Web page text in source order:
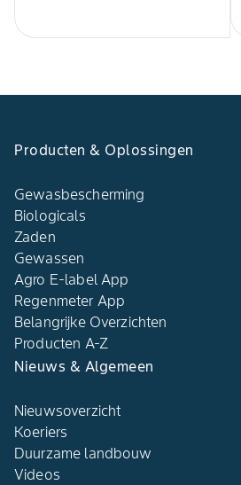
Producten & Oplossingen
Gewasbescherming
Biologicals
Zaden
Gewassen
Agro E-label App
Regenmeter App
Belangrijke Overzichten
Producten A-Z
Nieuws & Algemeen
Nieuwsoverzicht
Koeriers
Duurzame landbouw
Videos